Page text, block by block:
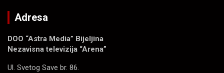
Adresa
DOO “Astra Media” Bijeljina
Nezavisna televizija “Arena”
Ul. Svetog Save br. 86.